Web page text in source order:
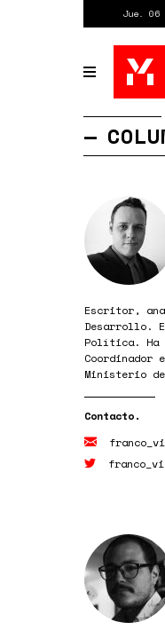
Jue. 06
Toggle
Escritor,
Desarrollo.
Política. Ha
Ministerio